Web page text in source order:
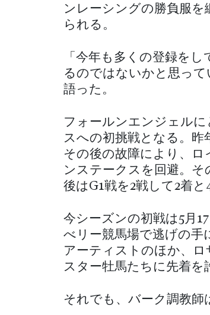
ンレーシングの勝負服
られる。
「今年も多くの登録を
るのではないかと思っ
語った。
フォールンエンジェル
スへの初挑戦となる。昨
その後の故障により、ロ
ンステークスを回避。そ
後はG1戦を2戦して2着と
今シーズンの初戦は5月
べリー競馬場で逃げの手
アーティストのほか、
スター牡馬たちに先着を
それでも、バーク調教師